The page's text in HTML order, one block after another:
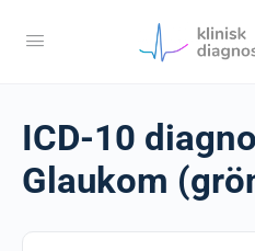
ICD-10
Glaukom